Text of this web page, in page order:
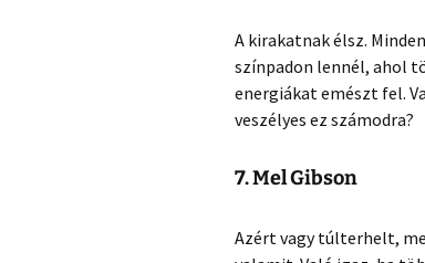
A kirakatnak élsz.
színpadon lennél, ahol
energiákat emészt fel.
veszélyes ez számodra?
7. Mel Gibson
Azért vagy túlterhelt,